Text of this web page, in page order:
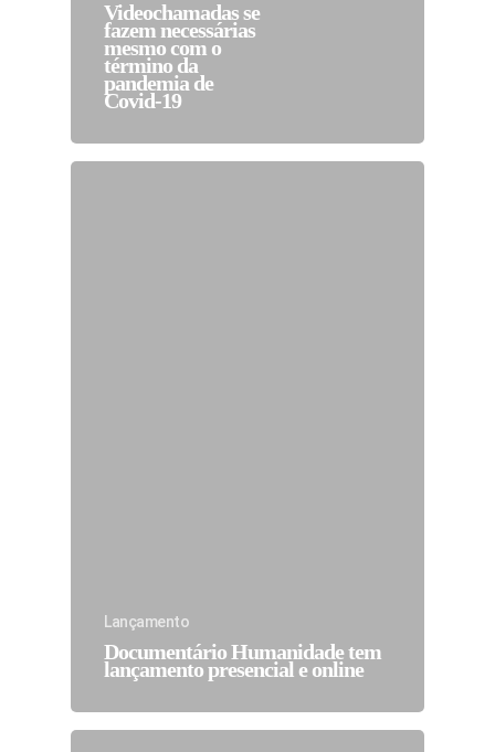
Videochamadas se
fazem necessárias
mesmo com o
término da
pandemia de
Covid-19
Lançamento
Documentário Humanidade tem
lançamento presencial e online